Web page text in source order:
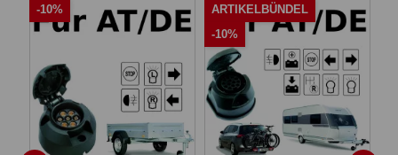
-10%
ARTIKELBÜNDEL
-10%